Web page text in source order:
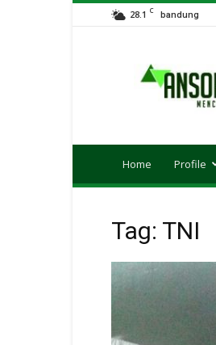
28.1 C bandung
JABAR
Online
Home Profile
Tag: TNI